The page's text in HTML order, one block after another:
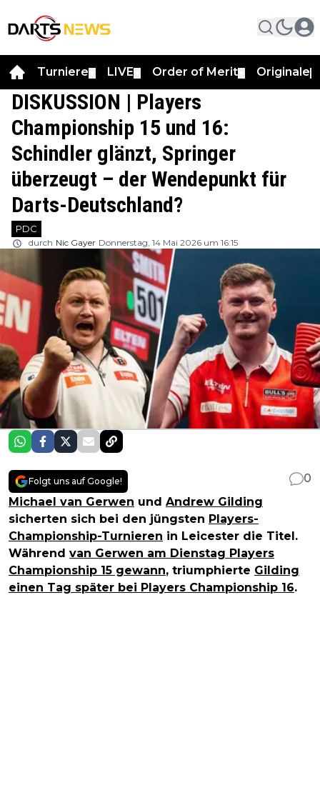
Turniere LIVE Order of Merit Originale
DISKUSSION | Players
Championship 15 und 16:
Schindler glänzt, Springer
überzeugt – der Wendepunkt für
Darts-Deutschland?
PDC
durch Nic Gayer Donnerstag, 14 Mai 2026 um 16:15
Folgt uns auf Google!
0
Michael van Gerwen und Andrew Gilding
sicherten sich bei den jüngsten Players-
Championship-Turnieren in Leicester die Titel.
Während van Gerwen am Dienstag Players
Championship 15 gewann, triumphierte Gilding
einen Tag später bei Players Championship 16.